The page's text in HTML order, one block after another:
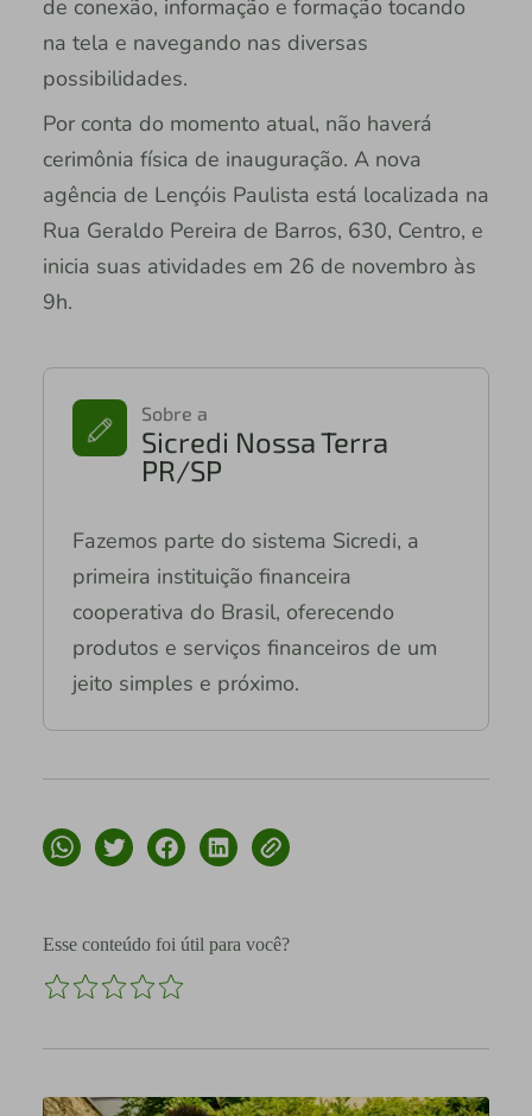
de conexão, informação e formação tocando
na tela e navegando nas diversas
possibilidades.
Por conta do momento atual, não haverá
cerimônia física de inauguração. A nova
agência de Lençóis Paulista está localizada na
Rua Geraldo Pereira de Barros, 630, Centro, e
inicia suas atividades em 26 de novembro às
9h.
Sobre a
Sicredi Nossa Terra
PR/SP
Fazemos parte do sistema Sicredi, a
primeira instituição financeira
cooperativa do Brasil, oferecendo
produtos e serviços financeiros de um
jeito simples e próximo.
Esse conteúdo foi útil para você?